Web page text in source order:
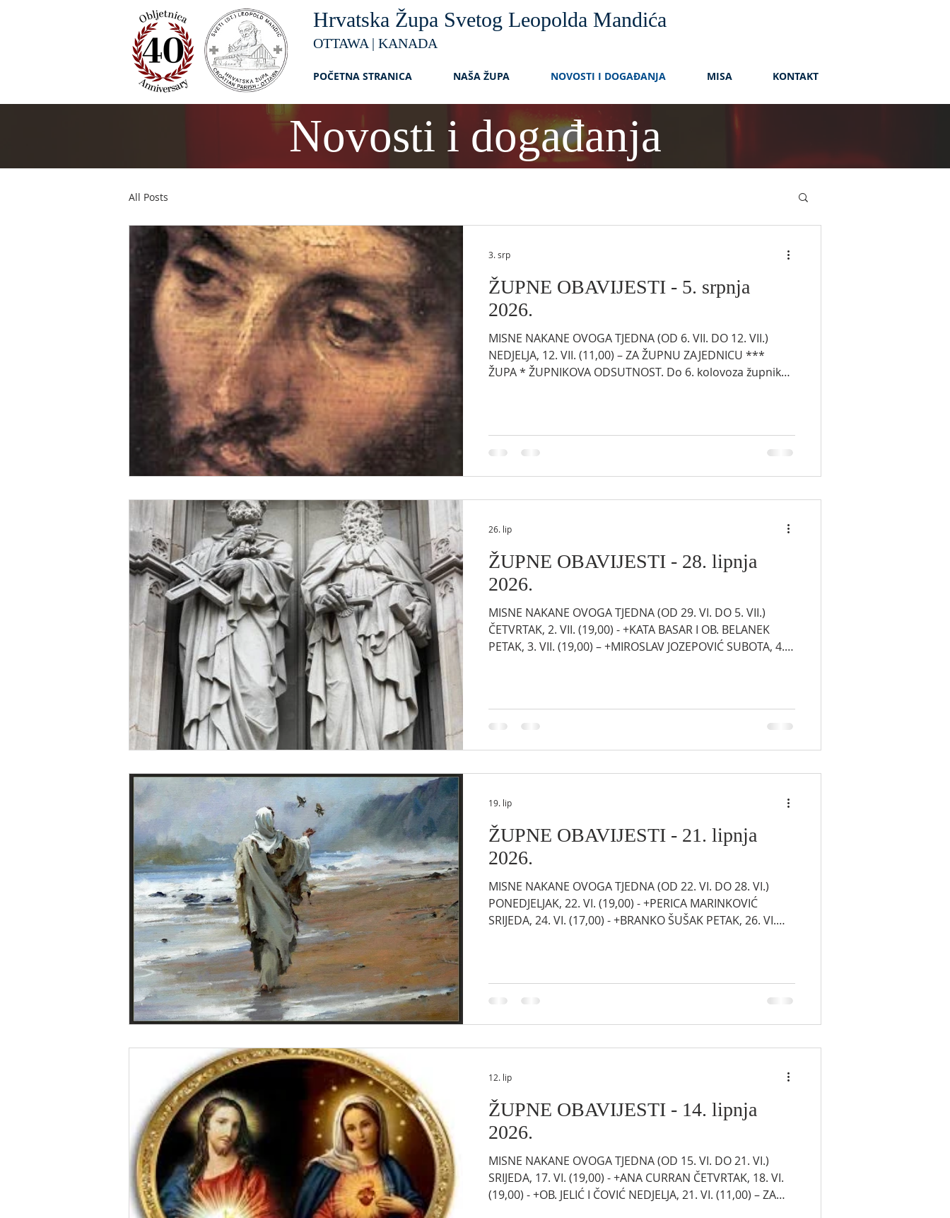
Hrvatska Župa Svetog Leopolda Mandića
OTTAWA | KANADA
POČETNA STRANICA NAŠA ŽUPA NOVOSTI I DOGAĐANJA MISA KONTAKT
Novosti i događanja
All Posts
ŽUPNE OBAVIJESTI - 5. srpnja
2026.
MISNE NAKANE OVOGA TJEDNA (OD 6. VII. DO 12. VII.)
NEDJELJA, 12. VII. (11,00) – ZA ŽUPNU ZAJEDNICU ***
ŽUPA * ŽUPNIKOVA ODSUTNOST. Do 6. kolovoza župnik
(tel.: 613-408-6524, email: frmielkaye2008@gmail.com) i
vlč. Michal Kruszewski (tel.: 905-379-8299, email:
mkrus082@uottawa.ca). Za sprovode i eventualn
3. srp
ŽUPNE OBAVIJESTI - 28. lipnja
2026.
MISNE NAKANE OVOGA TJEDNA (OD 29. VI. DO 5. VII.)
ČETVRTAK, 2. VII. (19,00) - +KATA BASAR I OB. BELANEK
PETAK, 3. VII. (19,00) – +MIROSLAV JOZEPOVIĆ SUBOTA, 4.
Presvetom Srcu Isusovu i sakramentu ispovijedi. Prilika za
ispovijed je pola sata prije mise, kada će biti i
euharistijsko klanjanje. Prva subota u mjesec
26. lip
ŽUPNE OBAVIJESTI - 21. lipnja
2026.
MISNE NAKANE OVOGA TJEDNA (OD 22. VI. DO 28. VI.)
PONEDJELJAK, 22. VI. (19,00) - +PERICA MARINKOVIĆ
SRIJEDA, 24. VI. (17,00) - +BRANKO ŠUŠAK PETAK, 26. VI.
NARODIMA. Ovog vikenda, kada obilježavamo Nacionalni
dan autohtonih naroda, prikupljamo sredstva za Fond za
pomirenje s autohtonim narodima. Zahvaljujući vašoj
19. lip
ŽUPNE OBAVIJESTI - 14. lipnja
2026.
MISNE NAKANE OVOGA TJEDNA (OD 15. VI. DO 21. VI.)
SRIJEDA, 17. VI. (19,00) - +ANA CURRAN ČETVRTAK, 18. VI.
(19,00) - +OB. JELIĆ I ČOVIĆ NEDJELJA, 21. VI. (11,00) – ZA
12. lip